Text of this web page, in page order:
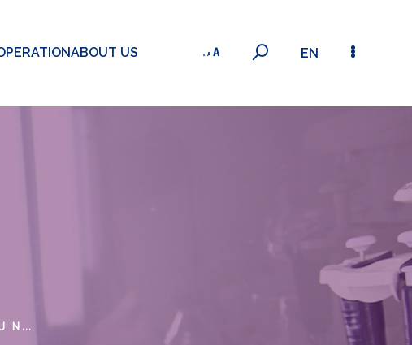
ABOUT US EN
MIOTONOMETRIJAS METODES IZMANTOŠANA MUSKUĻU NOGURUMA NOTEIKŠANAI AKADĒMISKAM PERSONĀLAM, BIROJA DARBINIEKIEM UN STUDĒJOŠIEM, STRĀDĀJOT PIE DATORA